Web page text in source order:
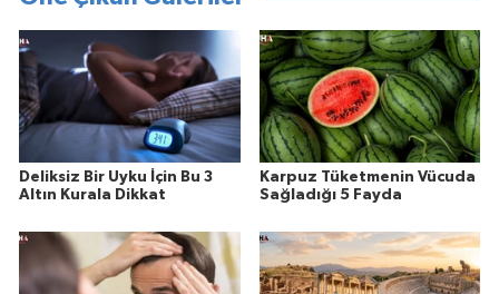
Deliksiz Bir Uyku İçin Bu 3
Altın Kurala Dikkat
Karpuz Tüketmenin Vücuda
Sağladığı 5 Fayda